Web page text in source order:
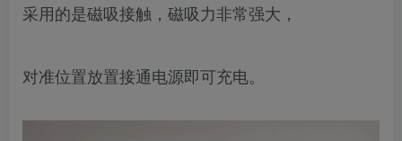
采用的是磁吸接触，磁吸力非常强大，
对准位置放置接通电源即可充电。